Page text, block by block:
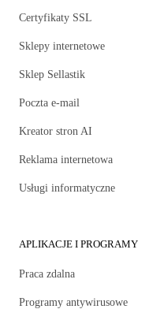
Certyfikaty SSL
Sklepy internetowe
Sklep Sellastik
Poczta e-mail
Kreator stron AI
Reklama internetowa
Usługi informatyczne
APLIKACJE I PROGRAMY
Praca zdalna
Programy antywirusowe